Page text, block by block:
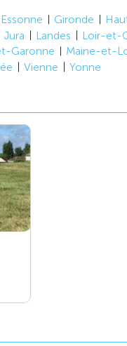
Essonne Gironde
Jura Landes
Loir-et-
Garonne Maine-et-
Vienne Yonne